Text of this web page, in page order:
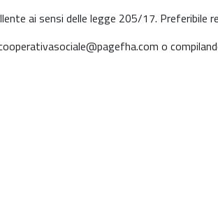
ai sensi delle legge 205/17. Preferibile
o